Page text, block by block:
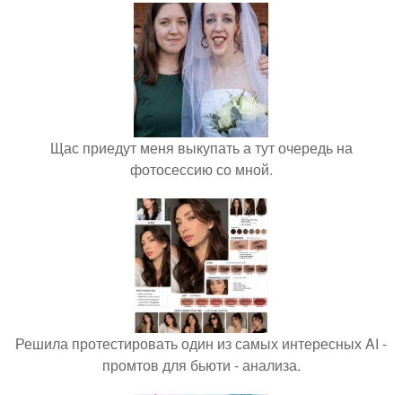
Щас приедут меня выкупать а тут очередь на
фотосессию со мной.
Решила протестировать один из самых интересных AI -
промтов для бьюти - анализа.